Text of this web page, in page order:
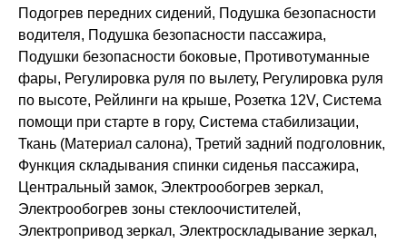
Подогрев передних сидений, Подушка безопасности
водителя, Подушка безопасности пассажира,
Подушки безопасности боковые, Противотуманные
фары, Регулировка руля по вылету, Регулировка руля
по высоте, Рейлинги на крыше, Розетка 12V, Система
помощи при старте в гору, Система стабилизации,
Ткань (Материал салона), Третий задний подголовник,
Функция складывания спинки сиденья пассажира,
Центральный замок, Электрообогрев зеркал,
Электрообогрев зоны стеклоочистителей,
Электропривод зеркал, Электроскладывание зеркал,